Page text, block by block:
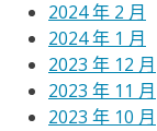
2024 年 2 月
2024 年 1 月
2023 年 12 月
2023 年 11 月
2023 年 10 月